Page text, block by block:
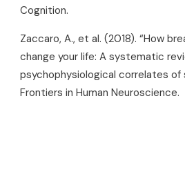
Cognition.
Zaccaro, A., et al. (2018). “How
change your life: A systematic
psychophysiological correlates of
Frontiers in Human Neuroscience.